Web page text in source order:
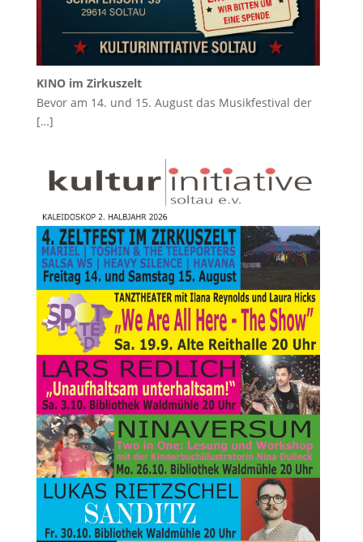
KINO im Zirkuszelt
Bevor am 14. und 15. August das Musikfestival der
[…]